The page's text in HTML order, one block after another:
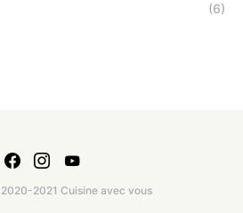
(6)
2021 Cuisine avec vous